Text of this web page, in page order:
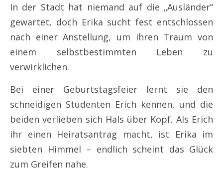
In der Stadt hat niemand auf die „Ausländer“
gewartet, doch Erika sucht fest entschlossen
nach einer Anstellung, um ihren Traum von
einem selbstbestimmten Leben zu
verwirklichen.
Bei einer Geburtstagsfeier lernt sie den
schneidigen Studenten Erich kennen, und die
beiden verlieben sich Hals über Kopf. Als Erich
ihr einen Heiratsantrag macht, ist Erika im
siebten Himmel – endlich scheint das Glück
zum Greifen nahe.